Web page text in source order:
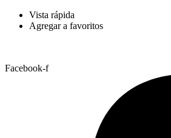
Vista rápida
Agregar a favoritos
Facebook-f